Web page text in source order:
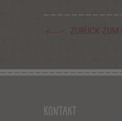
ZURÜCK
Kontakt